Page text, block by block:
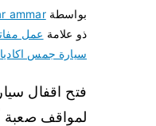
بواسطةammar
ذو علامة عمل
سيارة جمس اكاديا
فتح اقفال
لمواقف صعبة